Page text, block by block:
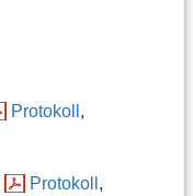
Protokoll ,
Protokoll ,